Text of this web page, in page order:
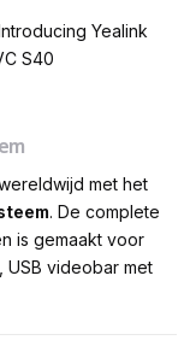
met het
. De complete
is gemaakt voor
USB videobar met